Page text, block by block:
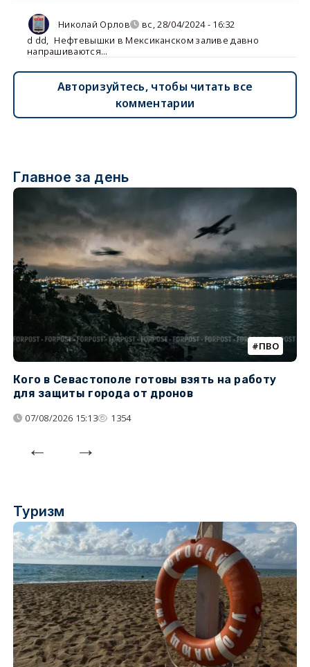
Николай Орлов
вс, 28/04/2024 - 16:32
d dd, Нефтевышки в Мексиканском заливе давно
напрашиваются...
Авторизуйтесь, чтобы читать все
комментарии
Главное за день
ПВО
Кого в Севастополе готовы взять на работу
для защиты города от дронов
07/08/2026 15:13 1354
Туризм